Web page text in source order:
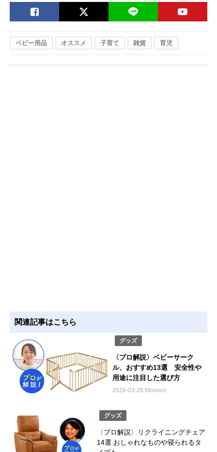
ベビー用品 オススメ 子育て 雑貨 育児
関連記事はこちら
グッズ
〈プロ解説〉ベビーサーク
ル、おすすめ13選 安全性や
用途に注目した選び方
2026-03-28 Moovoo
グッズ
〈プロ解説〉リクライニングチェア
14選 おしゃれなものや寝られるタ